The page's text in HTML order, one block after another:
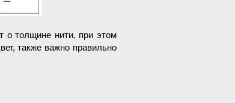
о толщине нити, при этом
также важно правильно